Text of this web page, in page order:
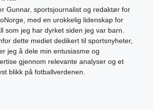
Gunnar, sportsjournalist og redaktør for
med en urokkelig lidenskap for
som jeg har dyrket siden jeg var barn.
dette mediet dedikert til sportsnyheter,
jeg å dele min entusiasme og
gjennom relevante analyser og et
blikk på fotballverdenen.